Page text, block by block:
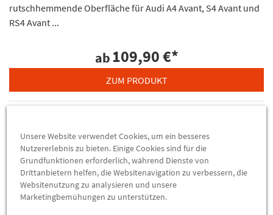
rutschhemmende Oberfläche für Audi A4 Avant, S4 Avant und
RS4 Avant ...
ab109,90 €*
ZUM PRODUKT
Unsere Website verwendet Cookies, um ein besseres
Nutzererlebnis zu bieten. Einige Cookies sind für die
Grundfunktionen erforderlich, während Dienste von
Drittanbietern helfen, die Websitenavigation zu verbessern, die
Websitenutzung zu analysieren und unsere
Marketingbemühungen zu unterstützen.